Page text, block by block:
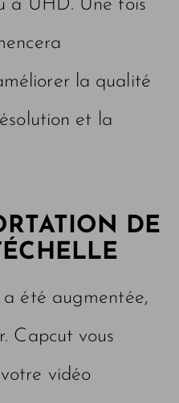
à UHD. Une fois
la qualité
et la
DE
été augmentée,
Capcut vous
vidéo